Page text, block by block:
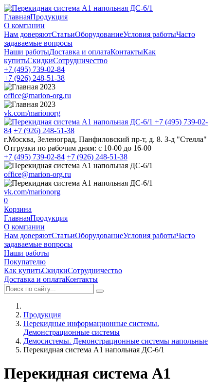
ГлавнаяПродукция
О компании
Нам доверяютСтатьиОборудованиеУсловия работыЧасто
задаваемые вопросы
Наши работыДоставка и оплатаКонтактыКак
купитьСкидкиСотрудничество
+7 (495) 739-02-84
+7 (926) 248-51-38
office@marion-org.ru
vk.com/marionorg
+7 (495) 739-02-
84 +7 (926) 248-51-38
г.Москва, Зеленоград, Панфиловский пр-т, д. 8. З-д "Стелла"
Отгрузки по рабочим дням: с 10-00 до 16-00
+7 (495) 739-02-84 +7 (926) 248-51-38
office@marion-org.ru
vk.com/marionorg
0
Корзина
ГлавнаяПродукция
О компании
Нам доверяютСтатьиОборудованиеУсловия работыЧасто
задаваемые вопросы
Наши работы
Покупателю
Как купитьСкидкиСотрудничество
Доставка и оплатаКонтакты
Продукция
Перекидные информационные системы.
Демонстрационные системы
Демосистемы. Демонстрационные системы напольные
Перекидная система А1 напольная ДС-6/1
Перекидная система А1